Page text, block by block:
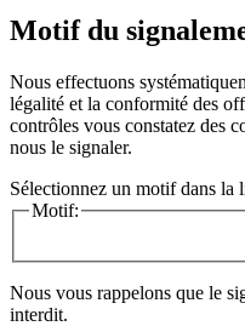
Motif du
Nous effectuons
légalité et la conformité des
contrôles vous constatez des
nous le signaler.
Sélectionnez un motif dans la
Motif:
Nous vous rappelons que le
interdit.